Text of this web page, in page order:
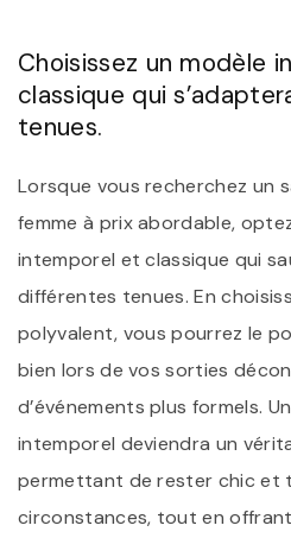
Choisissez un modèle
classique qui
tenues.
Lorsque vous recherchez un
femme à prix abordable,
intemporel et classique qui
différentes tenues. En
polyvalent, vous pourrez le
bien lors de vos sorties
d’événements plus formels.
intemporel deviendra un
permettant de rester chic et
circonstances, tout en